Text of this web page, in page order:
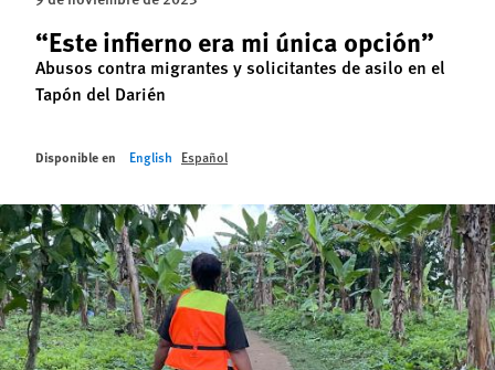
“Este infierno era mi única opción”
Abusos contra migrantes y solicitantes de asilo en el
Tapón del Darién
Disponible en English Español